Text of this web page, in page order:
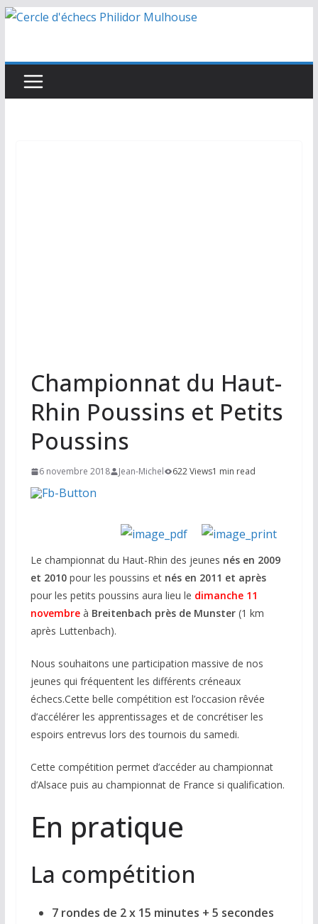
Passer
Championnat du Haut-
Rhin Poussins et Petits
Poussins
6 novembre 2018 Jean-Michel 622 Views1 min read
Le championnat du Haut-Rhin des jeunes nés en 2009
et 2010pour les poussins et nés en 2011 et après
pour les petits poussins aura lieu le dimanche 11
novembreà Breitenbach près de Munster(1 km
après Luttenbach).
Nous souhaitons une participation massive de nos
jeunes qui fréquentent les différents créneaux
échecs.Cette belle compétition est l’occasion rêvée
d’accélérer les apprentissages et de concrétiser les
espoirs entrevus lors des tournois du samedi.
Cette compétition permet d’accéder au championnat
d’Alsace puis au championnat de France si qualification.
En pratique
La compétition
7 rondes de 2 x 15 minutes + 5 secondes